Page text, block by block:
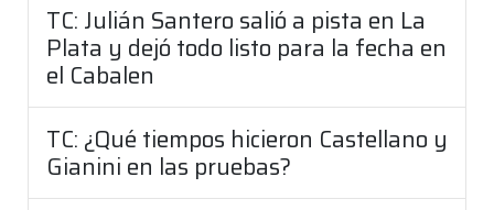
TC: Julián Santero salió a pista en La
Plata y dejó todo listo para la fecha en
el Cabalen
TC: ¿Qué tiempos hicieron Castellano y
Gianini en las pruebas?